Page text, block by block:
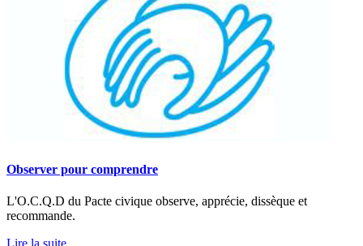
Observer pour comprendre
L'O.C.Q.D du Pacte civique observe, apprécie, dissèque et
recommande.